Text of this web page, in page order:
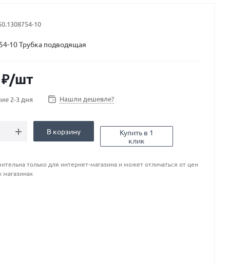
10
10 Трубка подводящая
₽/шт
2-3 дня Нашли дешевле?
В корзину
Купить в 1
клик
только для интернет-магазина и может отличаться от цен
магазинах